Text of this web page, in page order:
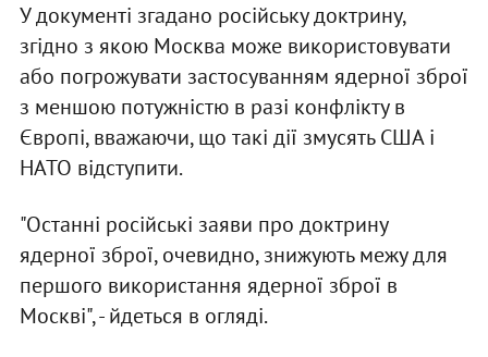
У документі згадано російську доктрину,
згідно з якою Москва може використовувати
або погрожувати застосуванням ядерної зброї
з меншою потужністю в разі конфлікту в
Європі, вважаючи, що такі дії змусять США і
НАТО відступити.
"Останні російські заяви про доктрину
ядерної зброї, очевидно, знижують межу для
першого використання ядерної зброї в
Москві", - йдеться в огляді.